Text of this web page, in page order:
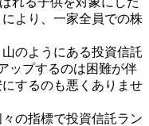
より、一家全員での株
のようにある投資信託
ップするのは困難が伴
するのも悪くありませ
の指標で投資信託ラン